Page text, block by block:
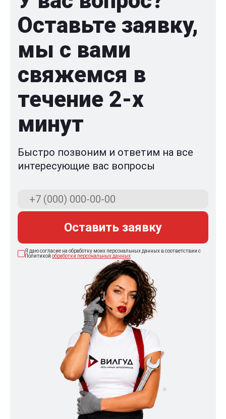
Оставьте заявку,
мы с вами
свяжемся в
течение 2-x
минут
Быстро позвоним и ответим на все
интересующие вас вопросы
Оставить заявку
Я даю согласие на обработку моих персональных данных в соответствии с
Политикой обработки персональных данных